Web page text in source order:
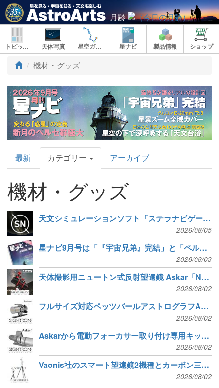
月齢
トピックス 天体写真 星空ガイド 星ナビ 製品情報 ショップ
機材・グッズ
AstroArts
Topics
最新 カテゴリー アーカイブ
機材・グッズ
天文シミュレーションソフト「ステラナビゲータ」のモバイル版「ステラナビゲータ・モバイル」リリース
2026/08/05
星ナビ9月号は「『宇宙兄弟』完結」と「ペルセ群を見る・撮る」
2026/08/03
天体撮影用ニュートン式反射望遠鏡 Askar「N160」発売
2026/08/02
フルサイズ対応ペッツバールアストログラフAskar「SQA60 pro」発売
2026/08/02
Askarから電動フォーカサー取り付け専用キットが登場
2026/08/02
Vaonis社のスマート望遠鏡2機種とカーボン三脚が新発売
2026/08/02